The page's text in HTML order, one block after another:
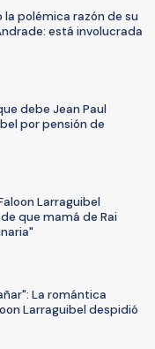
polémica razón de su
está involucrada
debe Jean Paul
por pensión de
Larraguibel
que mamá de Rai
La romántica
Larraguibel despidió